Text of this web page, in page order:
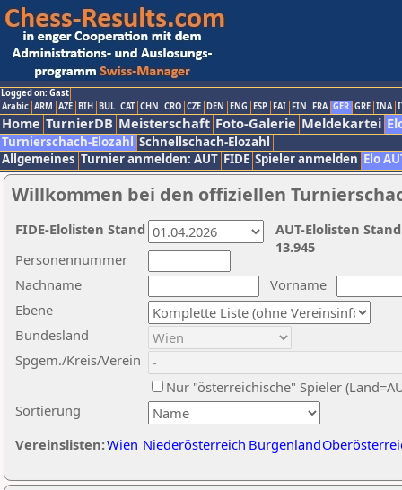
Logged on: Gast
Arabic ARM AZE BIH BUL CAT CHN CRO CZE DEN ENG ESP FAI FIN FRA GER GRE INA
Home TurnierDB Meisterschaft Foto-Galerie Meldekartei
Turnierschach-Elozahl Schnellschach-Elozahl
Allgemeines Turnier anmelden: AUT FIDE Spieler anmelden Elo
Willkommen bei den offiziellen
Nachname
Vorname
Ebene
Sortierung
Personennummer
Bundesland
Spgem./Kreis/Verein
Nur "österreichische" Spieler
Vereinslisten:Wien Niederösterreich Burgenland
AUT-Elolisten
13.945
FIDE-Elolisten Stand